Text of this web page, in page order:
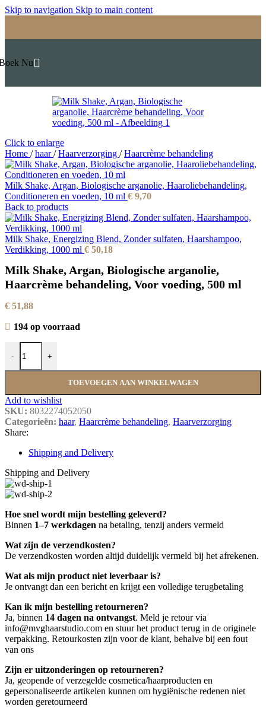
Skip to navigation Skip to main content
Nu
Click to enlarge
Home / haar/ Haarverzorging / Haarcrème behandeling
Milk Shake, Argan, Biologische arganolie, Haaroliebehandeling,
Conditioneren en voeden, 10 ml € 9,70
Back to products
Milk Shake, Energizing Blend, Zonder sulfaten, Haarshampoo,
Verdikking, 1000 ml € 50,18
Milk Shake, Argan, Biologische arganolie,
Haarcrème behandeling, Voor voeding, 500 ml
€ 51,88
194 op voorraad
-
Milk Shake, Argan, Biologische arganolie, Haarcrème behandeling,
+
TOEVOEGEN AAN WINKELWAGEN
Add to wishlist
SKU: 8032274052050
Categorieën: haar, Haarcrème behandeling, Haarverzorging
Share:
Shipping and Delivery
Shipping and Delivery
Hoe snel wordt mijn bestelling geleverd?
Binnen 1–7 werkdagen na betaling, tenzij anders vermeld
Wat zijn de verzendkosten?
De verzendkosten worden altijd duidelijk vermeld bij het afrekenen.
Wat als mijn product niet leverbaar is?
Je ontvangt dan een bericht en krijgt een volledige terugbetaling
Kan ik mijn bestelling retourneren?
Ja, binnen 14 dagen na ontvangst. Meld je retour via
info@mvghaarstudio.com en stuur het product terug in de originele
verpakking. Retourkosten zijn voor de klant, behalve bij een fout
van ons
Zijn er uitzonderingen op retourneren?
Ja, geopende of verzegelde cosmetica/haarproducten en
gepersonaliseerde artikelen kunnen om hygiënische redenen niet
worden geretourneerd